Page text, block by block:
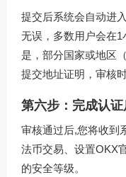
提交后系统会自动进
无误，多数用户会在
是，部分国家或地区
提交地址证明，审核
第六步：完成认
审核通过后,您将收到
法币交易、设置OKX
的安全等级。